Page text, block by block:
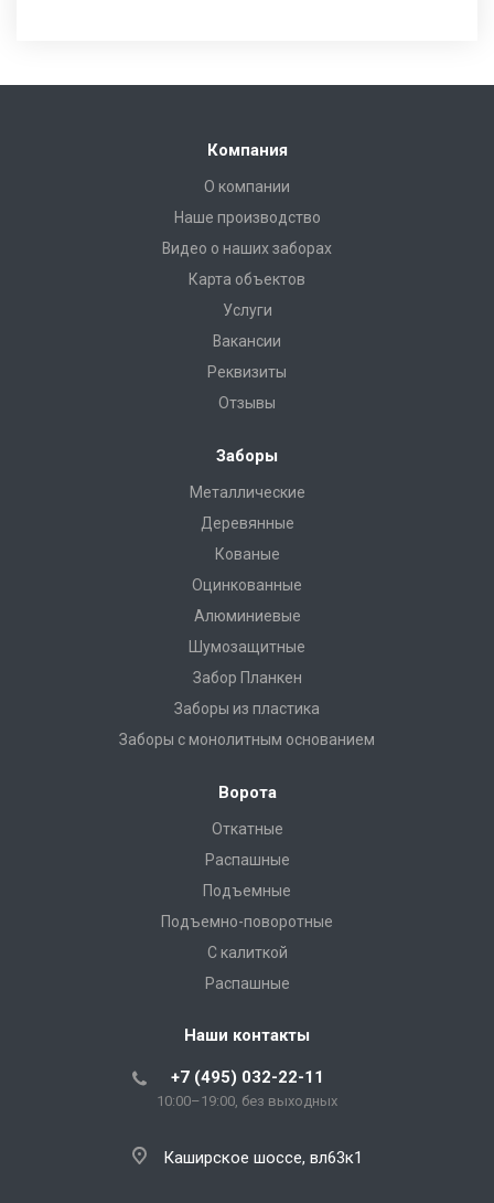
Компания
О компании
Наше производство
Видео о наших заборах
Карта объектов
Услуги
Вакансии
Реквизиты
Отзывы
Заборы
Металлические
Деревянные
Кованые
Оцинкованные
Алюминиевые
Шумозащитные
Забор Планкен
Заборы из пластика
Заборы с монолитным основанием
Ворота
Откатные
Распашные
Подъемные
Подъемно-поворотные
С калиткой
Распашные
Наши контакты
+7 (495) 032-22-11
10:00–19:00, без выходных
Каширское шоссе, вл63к1